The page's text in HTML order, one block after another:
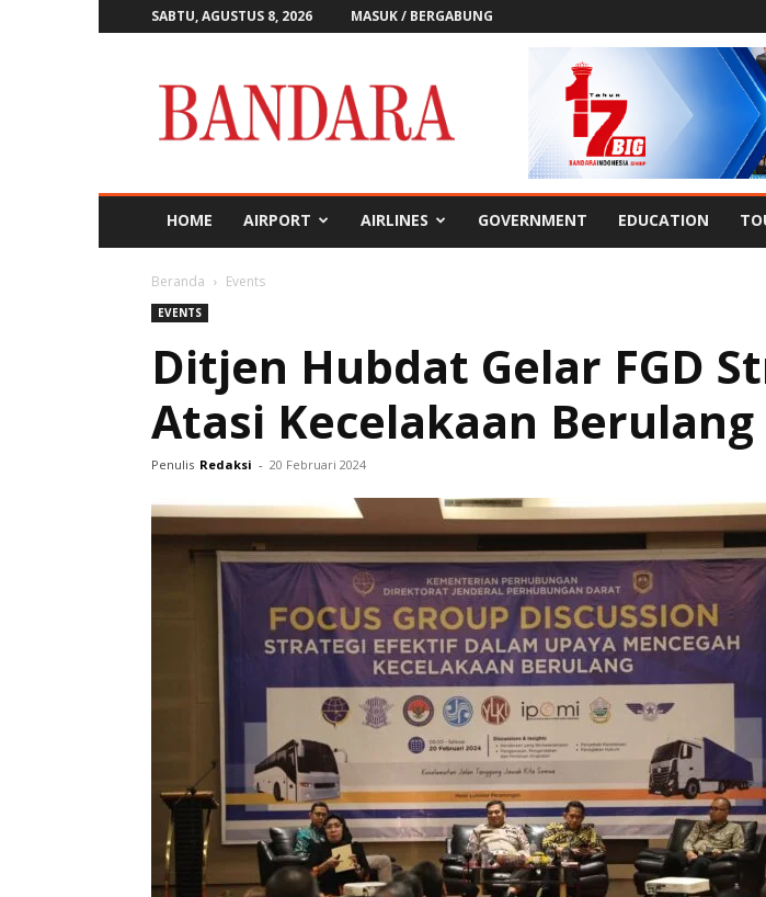
SABTU, AGUSTUS 8, 2026 MASUK / BERGABUNG
Bandara
HOME AIRPORT AIRLINES GOVERNMENT EDUCATION
Beranda Events
EVENTS
Ditjen Hubdat Gelar FGD
Atasi Kecelakaan Berulang
Penulis Redaksi - 20 Februari 2024